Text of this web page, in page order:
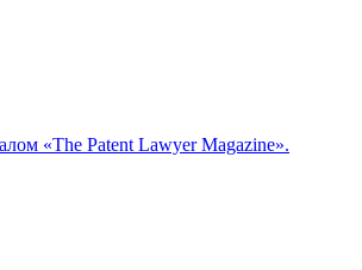
«The Patent Lawyer Magazine».